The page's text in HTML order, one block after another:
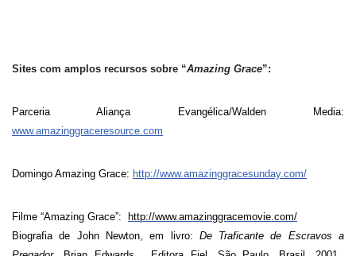
Sites com amplos recursos sobre “Amazing Grace”:
Parceria Aliança Evangélica/Walden Media:
www.amazinggraceresource.com
Domingo Amazing Grace: http://www.amazinggracesunday.com/
Filme “Amazing Grace”:
http://www.amazinggracemovie.com/
Biografia de John Newton, em livro: De Traficante de Escravos a